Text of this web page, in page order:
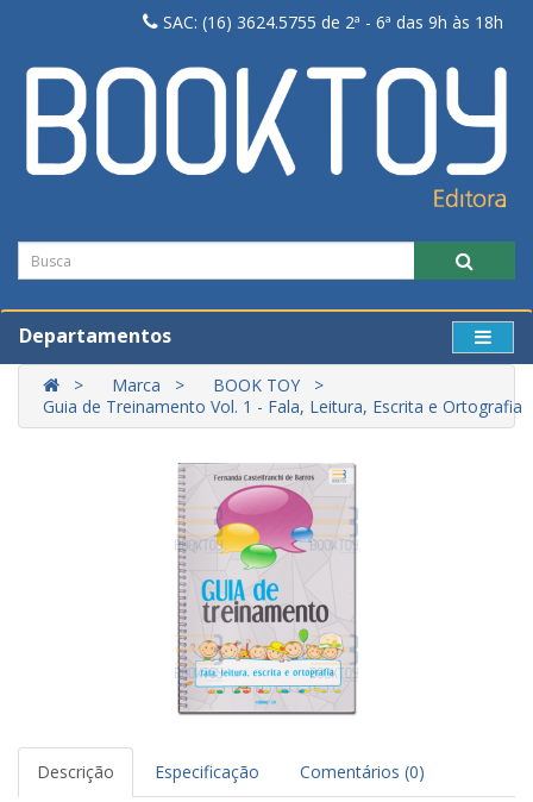
SAC: (16) 3624.5755 de 2ª - 6ª das 9h às 18h
Departamentos
Marca
BOOK TOY
Guia de Treinamento Vol. 1 - Fala, Leitura, Escrita e Ortografia
Descrição Especificação Comentários (0)